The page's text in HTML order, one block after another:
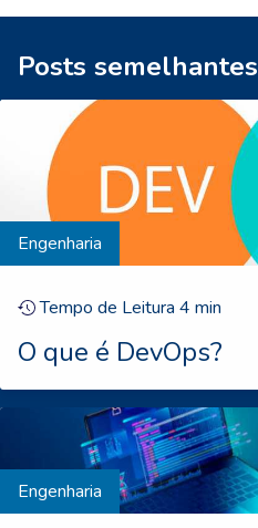
Posts semelhantes
Engenharia
Tempo de Leitura 4 min
O que é DevOps?
Engenharia